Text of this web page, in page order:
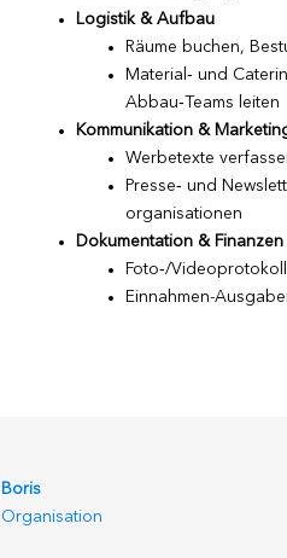
Logistik & Aufbau
Räume buchen,
Material‑ und
Abbau‑Teams leiten
Kommunikation &
Werbetexte
Presse‑ und
organisationen
Dokumentation & Finanzen
Foto‑/
Einnahmen-
Boris
Organisation